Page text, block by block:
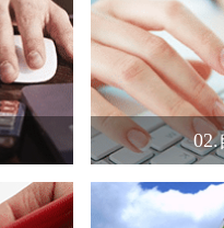
务
搬家结束